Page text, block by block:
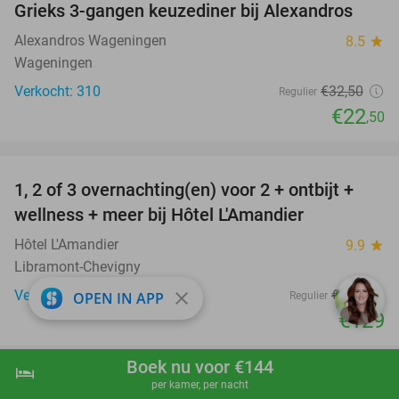
shopping_cart Boek nu
hotel Boek nu voor €144
per kamer, per nacht
31%
Grieks 3-gangen keuzediner bij Alexandros
Alexandros Wageningen 8.5 star
Wageningen
Verkocht: 310
Regulier €32,50
€22,50
32%
TODAY
1, 2 of 3 overnachting(en) voor 2 + ontbijt +
wellness + meer bij Hôtel L'Amandier
Hôtel L'Amandier 9.9 star
Libramont-Chevigny
Verkocht: 3
Regulier €191
€129
favorite_border
Bowlen (1 uur) + hoofdgerecht (2 t/m 7 pers.)
OPEN IN APP close